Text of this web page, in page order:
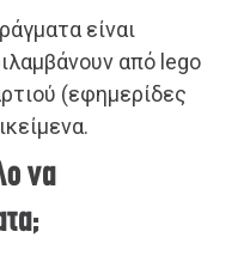
είναι
από lego
(εφημερίδες
να